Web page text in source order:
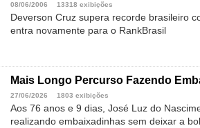
08/06/2006 13318 exibições
Deverson Cruz supera recorde brasileiro
entra novamente para o RankBrasil
Mais Longo Percurso Fazendo
27/06/2026 1803 exibições
Aos 76 anos e 9 dias, José Luz do
realizando embaixadinhas sem deixar a